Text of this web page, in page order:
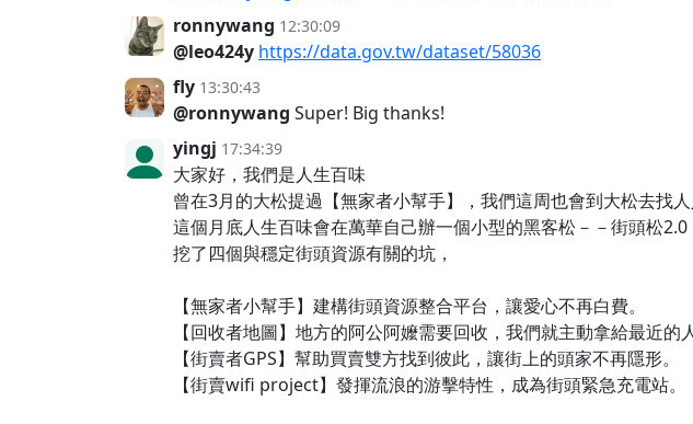
ronnywang 12:30:09
@leo424y https://data.gov.tw/dataset/58036
fly 13:30:43
@ronnywang Super! Big thanks!
yingj 17:34:39
大家好，我們是人生百味
曾在3月的大松提過【無家者小幫手】，我們這周也會到大松去找人
這個月底人生百味會在萬華自己辦一個小型的黑客松－－街頭松2.0
挖了四個與穩定街頭資源有關的坑，
【無家者小幫手】建構街頭資源整合平台，讓愛心不再白費。
【回收者地圖】地方的阿公阿嬤需要回收，我們就主動拿給最近的人
【街賣者GPS】幫助買賣雙方找到彼此，讓街上的頭家不再隱形。
【街賣wifi project】發揮流浪的游擊特性，成為街頭緊急充電站。